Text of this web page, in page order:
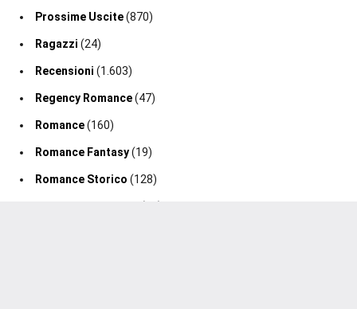
Prossime Uscite(870)
Ragazzi (24)
Recensioni (1.603)
Regency Romance(47)
Romance(160)
Romance Fantasy(19)
Romance Storico (128)